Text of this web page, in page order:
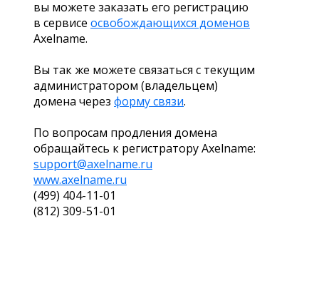
вы можете заказать его регистрацию
в сервисе освобождающихся доменов
Axelname.
Вы так же можете связаться с текущим
администратором (владельцем)
домена через форму связи.
По вопросам продления домена
обращайтесь к регистратору Axelname:
support@axelname.ru
www.axelname.ru
(499) 404-11-01
(812) 309-51-01